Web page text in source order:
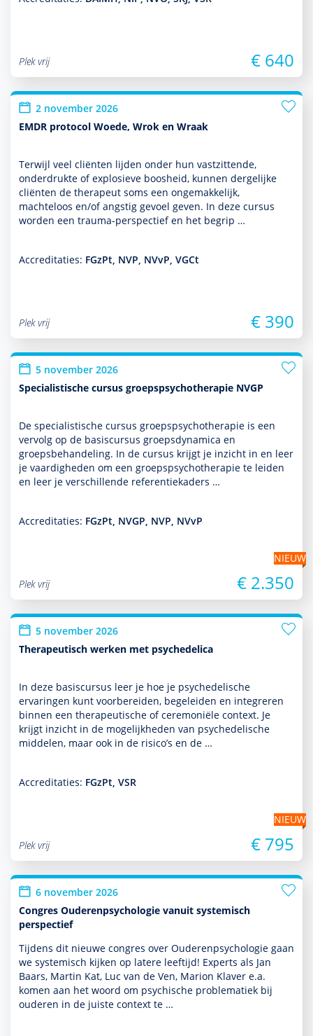
Plek vrij € 640
2 november 2026
EMDR protocol Woede, Wrok en Wraak
Terwijl veel cliënten lijden onder hun vastzittende,
onderdrukte of explosieve boosheid, kunnen dergelijke
cliënten de thera­peut soms een ongemakkelijk,
machteloos en/of angstig gevoel geven. In deze cursus
worden een trauma-perspec­tief en het begrip …
Accreditaties: FGzPt, NVP, NVvP, VGCt
Plek vrij € 390
5 november 2026
Specialistische cursus groepspsychotherapie NVGP
De specialis­tische cursus groepspsycho­thera­pie is een
vervolg op de basis­cursus groeps­dynamica en
groepsbehan­del­ing. In de cursus krijgt je inzicht in en leer
je vaar­dig­heden om een groepspsycho­thera­pie te leiden
en leer je ver­schil­lende referen­tie­kaders …
Accreditaties: FGzPt, NVGP, NVP, NVvP
NIEUW
Plek vrij
€ 2.350
5 november 2026
Therapeutisch werken met psychedelica
In deze basis­cursus leer je hoe je psychedelische
ervaringen kunt voorbereiden, bege­leiden en integreren
binnen een thera­peu­tische of ceremoniële context. Je
krijgt inzicht in de moge­lijk­heden van psychedelische
middelen, maar ook in de risico’s en de …
Accreditaties: FGzPt, VSR
NIEUW
Plek vrij
€ 795
6 november 2026
Congres Ouderenpsychologie vanuit systemisch
perspectief
Tijdens dit nieuwe congres over Ouderenpsycho­logie gaan
we systemisch kijken op latere leeftijd! Experts als Jan
Baars, Martin Kat, Luc van de Ven, Marion Klaver e.a.
komen aan het woord om psychische proble­ma­tiek bij
ouderen in de juiste context te …